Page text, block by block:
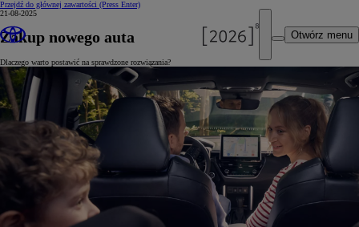
Przejdź do głównej zawartości (Press Enter)
Otwórz menu
21-08-2025
Zakup nowego auta
Dlaczego warto postawić na sprawdzone rozwiązania?